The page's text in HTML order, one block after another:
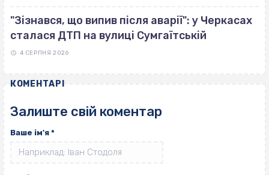
"Зізнався, що випив після аварії": у Черкасах
сталася ДТП на вулиці Сумгаїтській
4 СЕРПНЯ 2026
КОМЕНТАРІ
Залиште свій коментар
Ваше ім'я *